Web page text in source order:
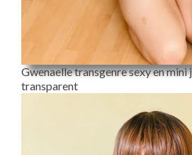
Gwenaelle transgenre sexy en mini
transparent